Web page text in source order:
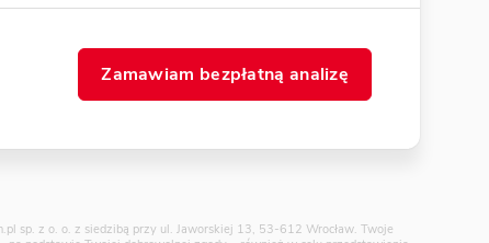
Zamawiam bezpłatną analizę
sp. z o. o. z siedzibą przy ul. Jaworskiej 13, 53-612 Wrocław. Twoje